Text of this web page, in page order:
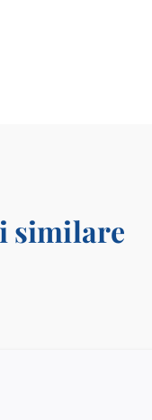
similare